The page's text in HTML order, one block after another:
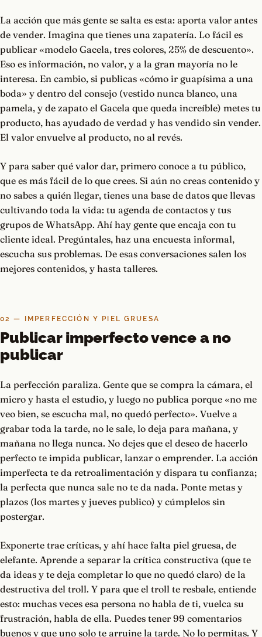
La acción que más gente se salta es esta: aporta valor antes
de vender. Imagina que tienes una zapatería. Lo fácil es
publicar «modelo Gacela, tres colores, 25% de descuento».
Eso es información, no valor, y a la gran mayoría no le
interesa. En cambio, si publicas «cómo ir guapísima a una
boda» y dentro del consejo (vestido nunca blanco, una
pamela, y de zapato el Gacela que queda increíble) metes tu
producto, has ayudado de verdad y has vendido sin vender.
El valor envuelve al producto, no al revés.
Y para saber qué valor dar, primero conoce a tu público,
que es más fácil de lo que crees. Si aún no creas contenido y
no sabes a quién llegar, tienes una base de datos que llevas
cultivando toda la vida: tu agenda de contactos y tus
grupos de WhatsApp. Ahí hay gente que encaja con tu
cliente ideal. Pregúntales, haz una encuesta informal,
escucha sus problemas. De esas conversaciones salen los
mejores contenidos, y hasta talleres.
02 — IMPERFECCIÓN Y PIEL GRUESA
Publicar imperfecto vence a no
publicar
La perfección paraliza. Gente que se compra la cámara, el
micro y hasta el estudio, y luego no publica porque «no me
veo bien, se escucha mal, no quedó perfecto». Vuelve a
grabar toda la tarde, no le sale, lo deja para mañana, y
mañana no llega nunca. No dejes que el deseo de hacerlo
perfecto te impida publicar, lanzar o emprender. La acción
imperfecta te da retroalimentación y dispara tu confianza;
la perfecta que nunca sale no te da nada. Ponte metas y
plazos (los martes y jueves publico) y cúmplelos sin
postergar.
Exponerte trae críticas, y ahí hace falta piel gruesa, de
elefante. Aprende a separar la crítica constructiva (que te
da ideas y te deja completar lo que no quedó claro) de la
destructiva del troll. Y para que el troll te resbale, entiende
esto: muchas veces esa persona no habla de ti, vuelca su
frustración, habla de ella. Puedes tener 99 comentarios
buenos y que uno solo te arruine la tarde. No lo permitas. Y